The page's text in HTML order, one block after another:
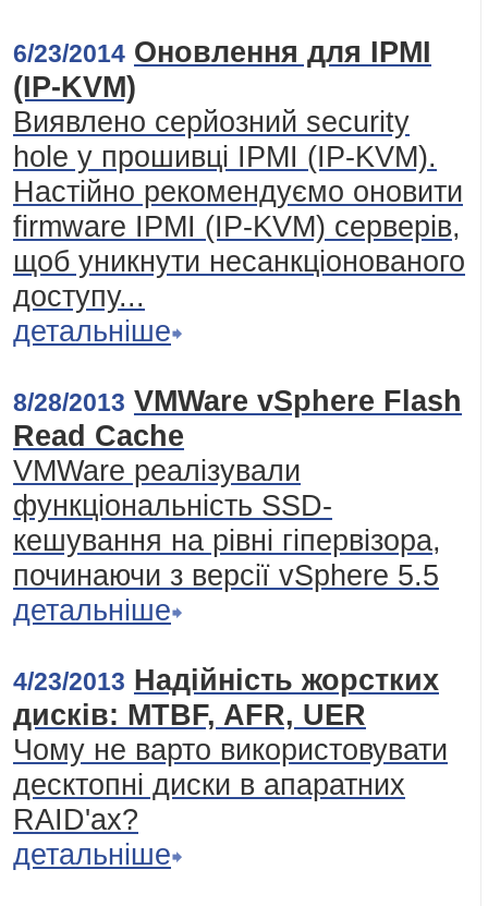
6/23/2014 Оновлення для IPMI
(IP-KVM)
Виявлено серйозний security
hole у прошивці IPMI (IP-KVM).
Настійно рекомендуємо оновити
firmware IPMI (IP-KVM) серверів,
щоб уникнути несанкціонованого
доступу...
детальніше
8/28/2013 VMWare vSphere Flash
Read Cache
VMWare реалізували
функціональність SSD-
кешування на рівні гіпервізора,
починаючи з версії vSphere 5.5
детальніше
4/23/2013 Надійність жорстких
дисків: MTBF, AFR, UER
Чому не варто використовувати
десктопні диски в апаратних
RAID'ах?
детальніше